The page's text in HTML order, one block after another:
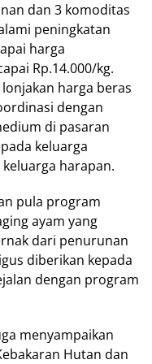
dan 3 komoditas
peningkatan
harga
Rp.14.000/kg.
harga beras
dengan
di pasaran
keluarga
harapan.
pula program
ayam yang
dari penurunan
diberikan kepada
dengan program
menyampaikan
Hutan dan